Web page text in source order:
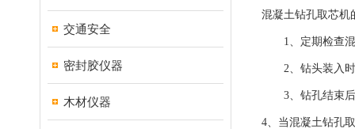
交通安全
密封胶仪器
木材仪器
混凝土钻孔取芯机
1、定期检查混
2、钻头装入时
3、钻孔结束后
4、当混凝土钻孔